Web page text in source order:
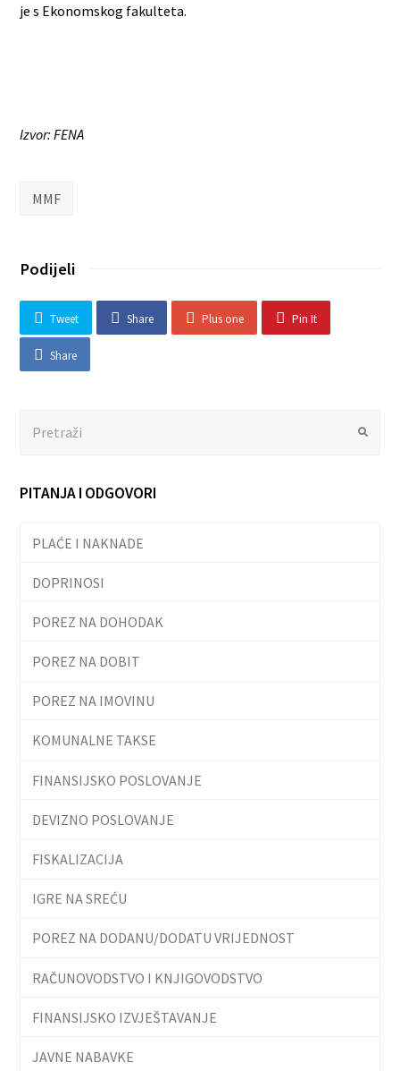
je s Ekonomskog fakulteta.
Izvor: FENA
MMF
Podijeli
Tweet Share Plus one Pin It
Share
Submit
PITANJA I ODGOVORI
PLAĆE I NAKNADE
DOPRINOSI
POREZ NA DOHODAK
POREZ NA DOBIT
POREZ NA IMOVINU
KOMUNALNE TAKSE
FINANSIJSKO POSLOVANJE
DEVIZNO POSLOVANJE
FISKALIZACIJA
IGRE NA SREĆU
POREZ NA DODANU/DODATU VRIJEDNOST
RAČUNOVODSTVO I KNJIGOVODSTVO
FINANSIJSKO IZVJEŠTAVANJE
JAVNE NABAVKE